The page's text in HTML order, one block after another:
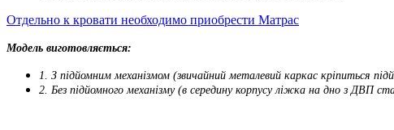
Отдельно к кровати необходимо приобрести Матрас
Модель виготовляється:
1. З підйомним механізмом (звичайний металевий каркас кріпиться
2. Без підйомного механізму (в середину корпусу ліжка на дно з ДВП